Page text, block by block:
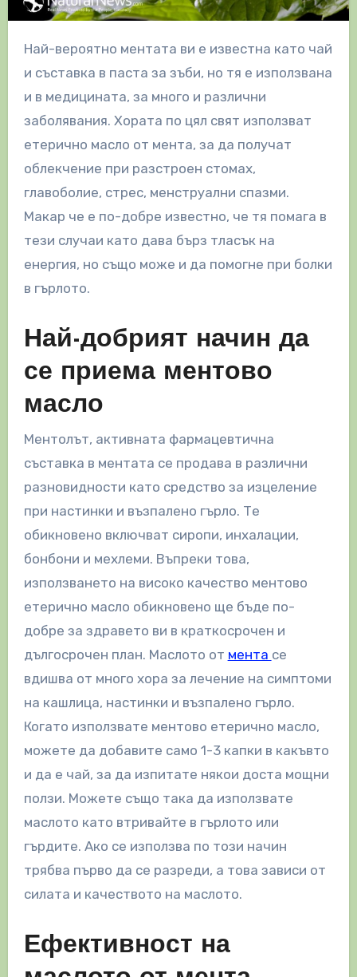
Най-вероятно ментата ви е известна като чай
и съставка в паста за зъби, но тя е използвана
и в медицината, за много и различни
заболявания. Хората по цял свят използват
етерично масло от мента, за да получат
облекчение при разстроен стомах,
главоболие, стрес, менструални спазми.
Макар че е по-добре известно, че тя помага в
тези случаи като дава бърз тласък на
енергия, но също може и да помогне при болки
в гърлото.
Най-добрият начин да
се приема ментово
масло
Ментолът, активната фармацевтична
съставка в ментата се продава в различни
разновидности като средство за изцеление
при настинки и възпалено гърло. Те
обикновено включват сиропи, инхалации,
бонбони и мехлеми. Въпреки това,
използването на високо качество ментово
етерично масло обикновено ще бъде по-
добре за здравето ви в краткосрочен и
дългосрочен план. Маслото от мента се
вдишва от много хора за лечение на симптоми
на кашлица, настинки и възпалено гърло.
Когато използвате ментово етерично масло,
можете да добавите само 1-3 капки в какъвто
и да е чай, за да изпитате някои доста мощни
ползи. Можете също така да използвате
маслото като втривайте в гърлото или
гърдите. Ако се използва по този начин
трябва първо да се разреди, а това зависи от
силата и качеството на маслото.
Ефективност на